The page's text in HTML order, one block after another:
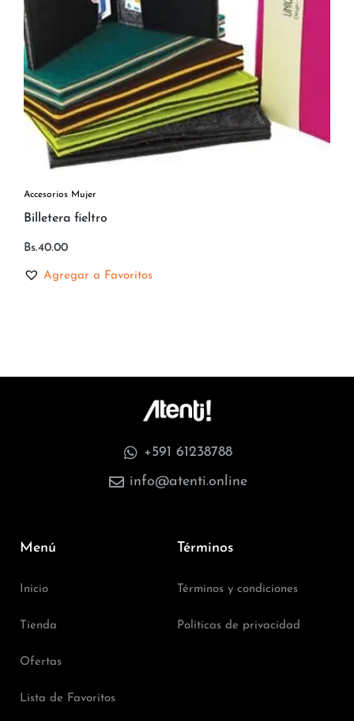
Accesorios Mujer
Billetera fieltro
Bs.40.00
Agregar a Favoritos
+591 61238788
info@atenti.online
Menú
Inicio
Tienda
Ofertas
Lista de Favoritos
Términos
Términos y condiciones
Políticas de privacidad